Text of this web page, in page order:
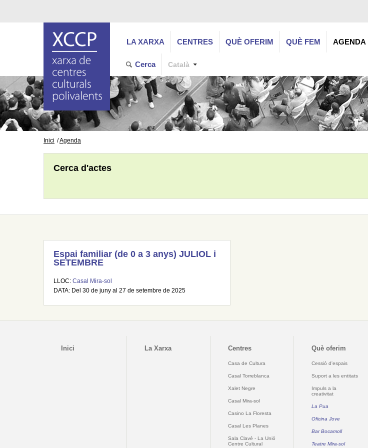
LA XARXA CENTRES QUÈ OFERIM QUÈ FEM AGENDA
Cerca Català
Inici Agenda
Cerca d'actes
Espai familiar (de 0 a 3 anys) JULIOL i
SETEMBRE
LLOC: Casal Mira-sol
DATA: Del 30 de juny al 27 de setembre de 2025
Inici La Xarxa Centres
Casa de Cultura
Casal Torreblanca
Xalet Negre
Casal Mira-sol
Casino La Floresta
Casal Les Planes
Sala Clavé - La Unió
Centre Cultural
Què oferim
Cessió d'espais
Suport a les entitats
Impuls a la
creativitat
La Pua
Oficina Jove
Bar Bocamoll
Teatre Mira-sol